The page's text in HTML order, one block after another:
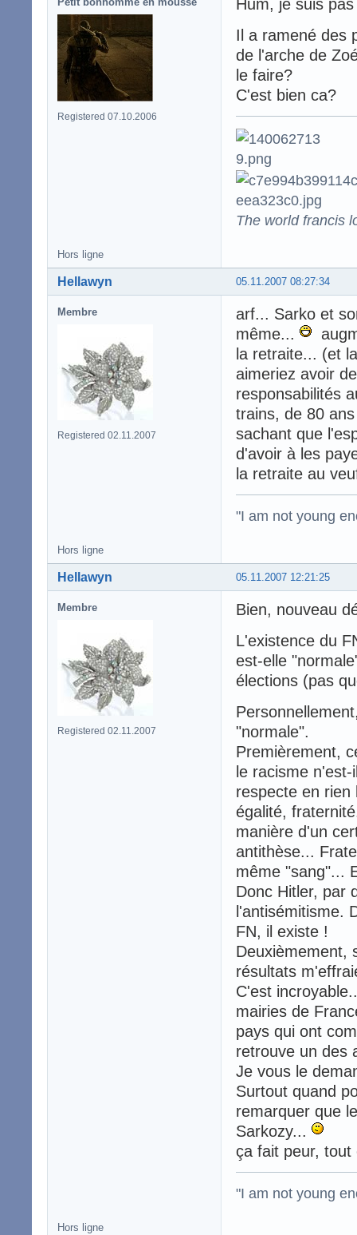
Registered 07.10.2006
Hum, je suis
Il a ramené des
de l'arche de
le faire?
C'est bien ca?
The world francis
Hors ligne
05.11.2007 08:27:34
Hellawyn
Membre
Registered 02.11.2007
arf... Sarko et
même...
la retraite... (et
aimeriez avoir
responsabilités
trains, de 80
sachant que
d'avoir à les
la retraite au
"I am not young
Hors ligne
05.11.2007 12:21:25
Hellawyn
Membre
Registered 02.11.2007
Bien, nouveau
L'existence du
est-elle
élections (pas
"normale".
Premièrement,
le racisme
respecte en rien
égalité,
manière d'un
antithèse...
même "sang"...
Donc Hitler, par
l'antisémitisme.
FN, il existe !
Deuxièmement,
résultats
C'est
mairies de
pays qui ont
retrouve un des
Je vous le
Surtout quand
remarquer que
Sarkozy...
ça fait peur, tout
"I am not young
Hors ligne